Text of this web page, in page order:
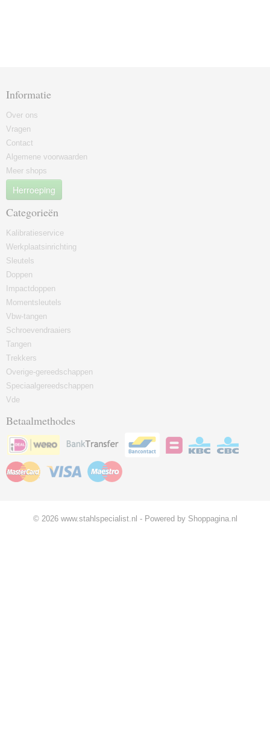
Informatie
Over ons
Vragen
Contact
Algemene voorwaarden
Meer shops
Herroeping
Categorieën
Kalibratieservice
Werkplaatsinrichting
Sleutels
Doppen
Impactdoppen
Momentsleutels
Vbw-tangen
Schroevendraaiers
Tangen
Trekkers
Overige-gereedschappen
Speciaalgereedschappen
Vde
Betaalmethodes
© 2026 www.stahlspecialist.nl - Powered by Shoppagina.nl